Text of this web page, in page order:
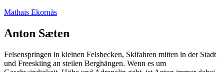
Mathais Ekornås
Anton Sæten
Felsenspringen in kleinen Felsbecken, Skifahren mitten in der Stadt
und Freeskiing an steilen Berghängen. Wenn es um